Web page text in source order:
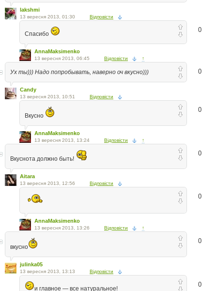
lakshmi
13 вересня 2013, 01:30 Відповісти
0
Спасибо
AnnaMaksimenko
13 вересня 2013, 06:45 Відповісти ↑
0
Ух ты))) Надо попробывать, наверно оч вкусно)))
Candy
13 вересня 2013, 10:51 Відповісти
0
Вкусно
AnnaMaksimenko
13 вересня 2013, 13:24 Відповісти ↑
0
Вкуснота должно быть!
Aitara
13 вересня 2013, 12:56 Відповісти
0
AnnaMaksimenko
13 вересня 2013, 13:26 Відповісти ↑
0
вкусно
julinka05
13 вересня 2013, 13:13 Відповісти
0
и главное — все натуральное!